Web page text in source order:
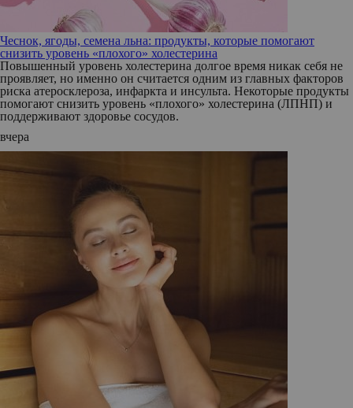
Чеснок, ягоды, семена льна: продукты, которые помогают
снизить уровень «плохого» холестерина
Повышенный уровень холестерина долгое время никак себя не
проявляет, но именно он считается одним из главных факторов
риска атеросклероза, инфаркта и инсульта. Некоторые продукты
помогают снизить уровень «плохого» холестерина (ЛПНП) и
поддерживают здоровье сосудов.
вчера